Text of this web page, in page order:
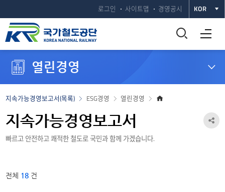
로그인 사이트맵 경영공시 KOR
통
합
전체메뉴 열기
열린경영
홈
열린경영
ESG경영
지속가능경영보고서(목록)
지속가능경영보고서
빠르고 안전하고 쾌적한 철도로 국민과 함께 가겠습니다.
공
검
색
전체 18 건